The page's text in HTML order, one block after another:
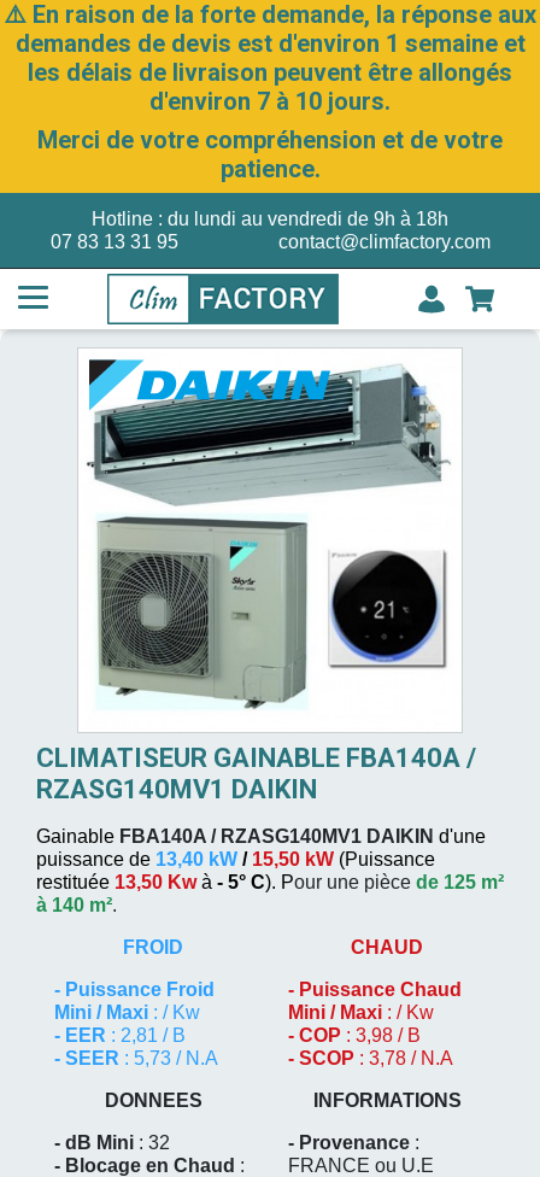
⚠️ En raison de la forte demande, la réponse aux
demandes de devis est d'environ 1 semaine et
les délais de livraison peuvent être allongés
d'environ 7 à 10 jours.
Merci de votre compréhension et de votre
patience.
07 83 13 31 95
Hotline : du lundi au vendredi de 9h à 18h
contact@climfactory.com
CLIMATISEUR GAINABLE FBA140A /
RZASG140MV1 DAIKIN
Gainable FBA140A / RZASG140MV1 DAIKIN d'une
puissance de 13,40 kW / 15,50 kW (Puissance
restituée 13,50 Kwà - 5° C). Pour une pièce de 125 m²
à 140 m².
FROID
- Puissance Froid
Mini / Maxi : / Kw
- EER : 2,81 / B
- SEER : 5,73 / N.A
CHAUD
- Puissance Chaud
Mini / Maxi : / Kw
- COP : 3,98 / B
- SCOP : 3,78 / N.A
DONNEES
- dB Mini : 32
- Blocage en Chaud :
INFORMATIONS
- Provenance :
FRANCE ou U.E